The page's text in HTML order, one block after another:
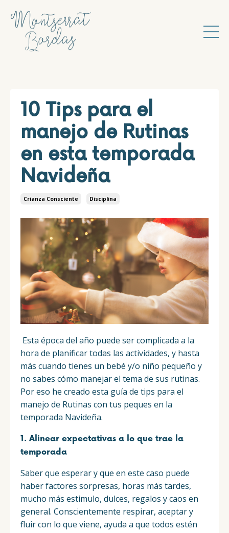
10 Tips para el
manejo de Rutinas
en esta temporada
Navideña
Crianza Consciente Disciplina
Esta época del año puede ser complicada a la
hora de planificar todas las actividades, y hasta
más cuando tienes un bebé y/o niño pequeño y
no sabes cómo manejar el tema de sus rutinas.
Por eso he creado esta guía de tips para el
manejo de Rutinas con tus peques en la
temporada Navideña.
1. Alinear expectativas a lo que trae la
temporada
Saber que esperar y que en este caso puede
haber factores sorpresas, horas más tardes,
mucho más estimulo, dulces, regalos y caos en
general. Conscientemente respirar, aceptar y
fluir con lo que viene, ayuda a que todos estén